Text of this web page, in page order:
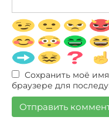
Сохранить моё
браузере для